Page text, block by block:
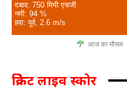
दबाव: 750 मिमी एचजी
नमी: 94 %
हवा: पूर्व, 2.6 m/s
आज का मौसम
क्रिकेट लाइव स्कोर